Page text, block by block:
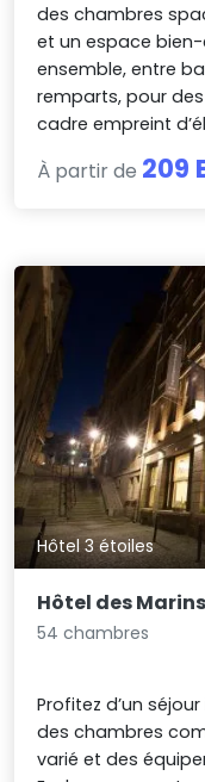
des chambres
et un espace
ensemble, entre
remparts, pour
cadre empreint
À partir de 209
Hôtel 3 étoiles
Hôtel des Marins
54 chambres
Profitez d’un
des chambres
varié et des